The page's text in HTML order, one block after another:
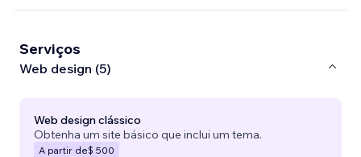
Serviços
Web design (5)
Web design clássico
Obtenha um site básico que inclui um tema.
A partir de$ 500